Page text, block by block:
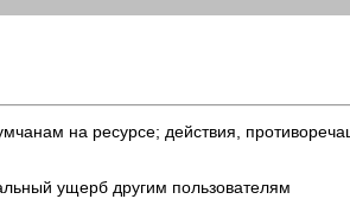
на ресурсе; действия,
ущерб другим пользователям